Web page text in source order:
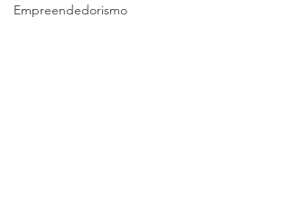
Empreendedorismo